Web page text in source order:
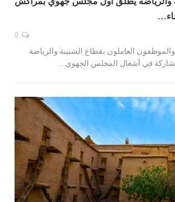
العاملون بقطاع الشبيبة والرياضة
في أشغال المجلس الجهوي…